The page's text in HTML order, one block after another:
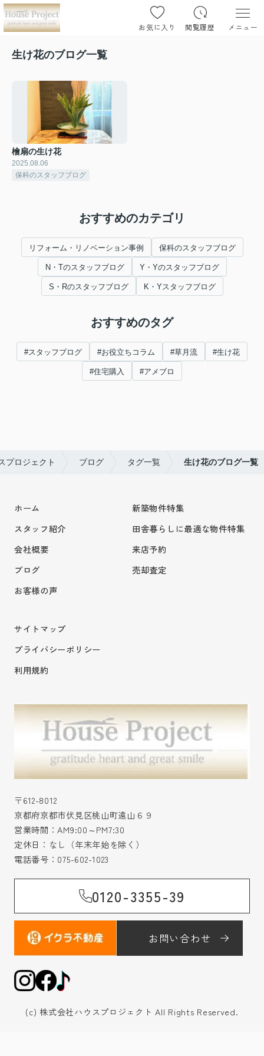
お気に入り 閲覧履歴 メニュー
生け花のブログ一覧
檜扇の生け花
2025.08.06
保科のスタッフブログ
おすすめのカテゴリ
リフォーム・リノベーション事例 保科のスタッフブログ
N・Tのスタッフブログ Y・Yのスタッフブログ
S・Rのスタッフブログ K・Yスタッフブログ
おすすめのタグ
#スタッフブログ #お役立ちコラム #草月流 #生け花
#住宅購入 #アメブロ
プロジェクト ブログ タグ一覧 生け花のブログ一覧
ホーム
スタッフ紹介
会社概要
ブログ
お客様の声
新築物件特集
田舎暮らしに最適な物件特集
来店予約
売却査定
サイトマップ
プライバシーポリシー
利用規約
〒612-8012
京都府京都市伏見区桃山町遠山６９
営業時間：AM9:00～PM7:30
定休日：なし（年末年始を除く）
電話番号： 075-602-1023
0120-3355-39
お問い合わせ
(c) 株式会社ハウスプロジェクト All Rights Reserved.